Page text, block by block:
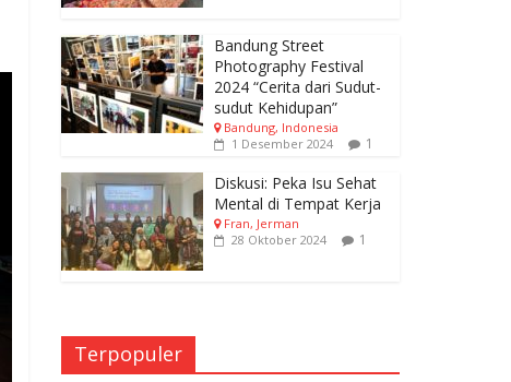
Bandung Street
Photography Festival
2024 “Cerita dari Sudut-
sudut Kehidupan”
Bandung, Indonesia
1 Desember 2024
1
Diskusi: Peka Isu Sehat
Mental di Tempat Kerja
Fran, Jerman
28 Oktober 2024
1
Terpopuler